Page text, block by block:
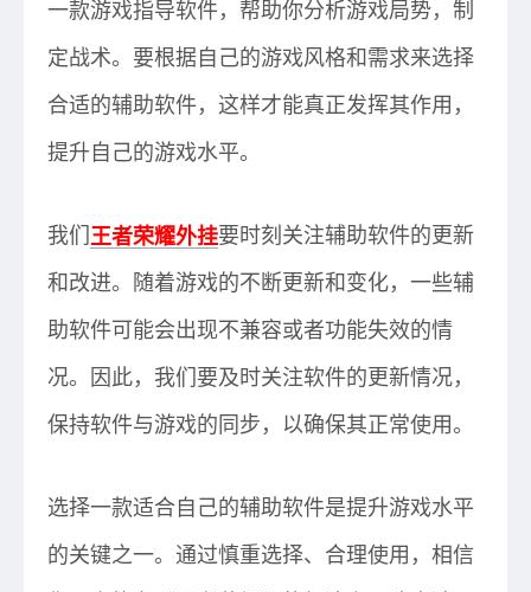
一款游戏指导软件，帮助你分析游戏局势，制
定战术。要根据自己的游戏风格和需求来选择
合适的辅助软件，这样才能真正发挥其作用，
提升自己的游戏水平。
我们 王者荣耀外挂要时刻关注辅助软件的更新
和改进。随着游戏的不断更新和变化，一些辅
助软件可能会出现不兼容或者功能失效的情
况。因此，我们要及时关注软件的更新情况，
保持软件与游戏的同步，以确保其正常使用。
选择一款适合自己的辅助软件是提升游戏水平
的关键之一。通过慎重选择、合理使用，相信